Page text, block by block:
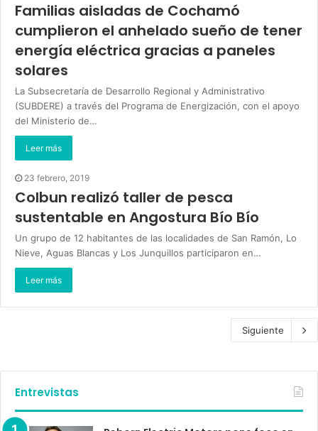
Familias aisladas de Cochamó
cumplieron el anhelado sueño de tener
energía eléctrica gracias a paneles
solares
La Subsecretaría de Desarrollo Regional y Administrativo
(SUBDERE) a través del Programa de Energización, con el apoyo
del Ministerio de…
Leer más
23 febrero, 2019
Colbun realizó taller de pesca
sustentable en Angostura Bío Bío
Un grupo de 12 habitantes de las localidades de San Ramón, Lo
Nieve, Aguas Blancas y Los Junquillos participaron en…
Leer más
Siguiente
Entrevistas